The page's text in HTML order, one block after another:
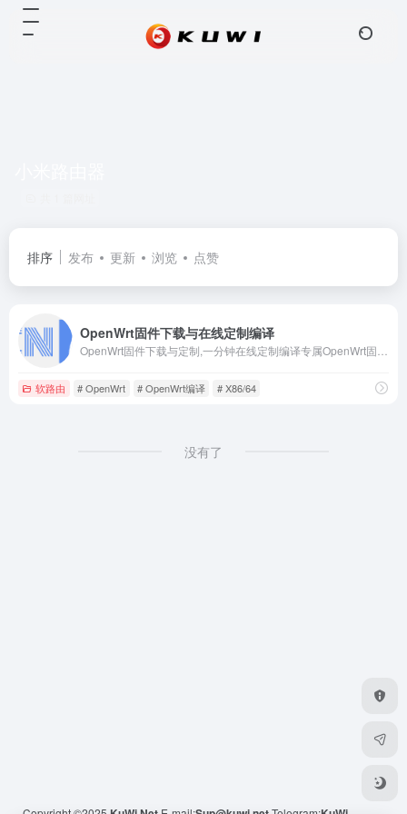
排序 发布 更新 浏览 点赞
OpenWrt固件下载与在线定制编译
软路由 # OpenWrt # OpenWrt编译 # X86/64
没有了